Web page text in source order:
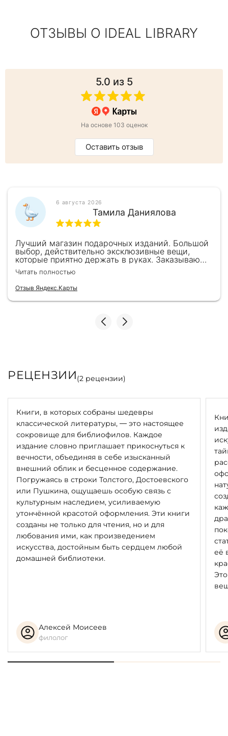
ОТЗЫВЫ О IDEAL LIBRARY
5.0 из 5
На основе 103 оценок
Оставить отзыв
6 августа 2026
Тамила Даниялова
Лучший магазин подарочных изданий. Большой
выбор, действительно эксклюзивные вещи,
которые приятно держать в руках. Заказываю
здесь уже второй раз для бизнес-партнеров,
всегда всё безупречно — от общения с
консультантами до качества самих книг.
Однозначно рекомендую
Читать полностью
Отзыв Яндекс.Карты
РЕЦЕНЗИИ(2 рецензии)
Книги, в которых собраны шедевры
классической литературы, — это настоящее
сокровище для библиофилов. Каждое
издание словно приглашает прикоснуться к
вечности, объединяя в себе изысканный
внешний облик и бесценное содержание.
Погружаясь в строки Толстого, Достоевского
или Пушкина, ощущаешь особую связь с
культурным наследием, усиливаемую
утончённой красотой оформления. Эти книги
созданы не только для чтения, но и для
любования ими, как произведением
искусства, достойным быть сердцем любой
домашней библиотеки.
Алексей Моисеев
филолог
её